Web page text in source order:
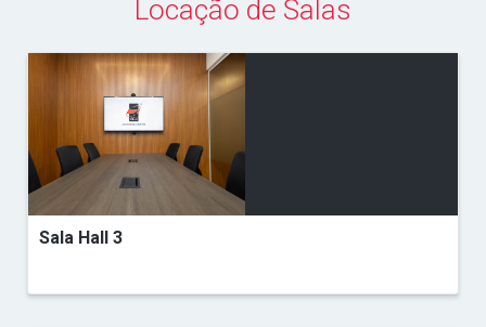
Locação de Salas
Sala Hall 3